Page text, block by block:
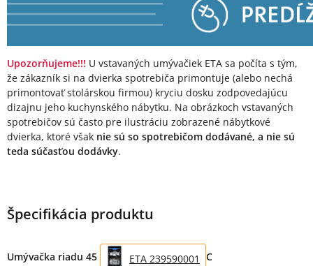
Upozorňujeme!!! U vstavaných umývačiek ETA sa počíta s tým,
že zákazník si na dvierka spotrebiča primontuje (alebo nechá
primontovať stolárskou firmou) kryciu dosku zodpovedajúcu
dizajnu jeho kuchynského nábytku. Na obrázkoch vstavaných
spotrebičov sú často pre ilustráciu zobrazené nábytkové
dvierka, ktoré však nie sú so spotrebičom dodávané, a nie sú
teda súčasťou dodávky.
Špecifikácia produktu
Umývačka riadu 45 ETA 239590001 C